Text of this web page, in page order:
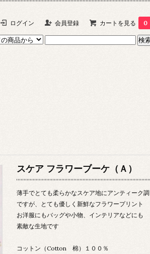
ログイン 会員登録 カートを見る 0
スケア フラワーブーケ（Ａ）
薄手でとても柔らかなスケア地にアンティーク調
ですが、とても優しく新鮮なフラワープリント
お洋服にもバッグや小物、インテリアなどにも
素敵な生地です
コットン（Cotton 棉）１００％